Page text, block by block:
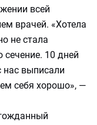
всей
врачей. «Хотела
не стала
сечение. 10 дней
нас выписали
себя хорошо», —